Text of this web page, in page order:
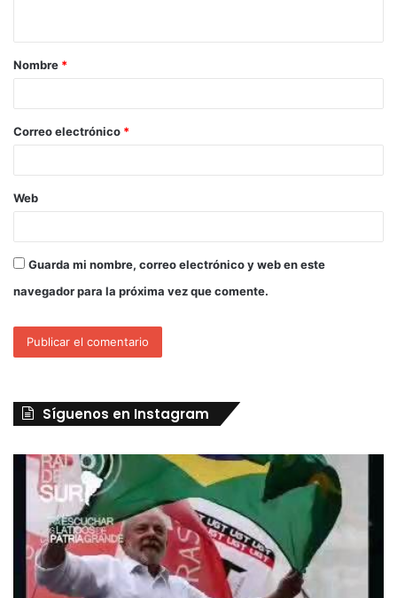
Nombre *
Correo electrónico *
Web
Guarda mi nombre, correo electrónico y web en este
navegador para la próxima vez que comente.
Síguenos en Instagram